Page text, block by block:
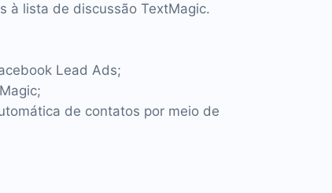
à lista de discussão TextMagic.
Lead Ads;
de contatos por meio de